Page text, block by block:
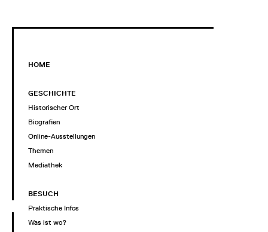
HOME
GESCHICHTE
Historischer Ort
Biografien
Online-Ausstellungen
Themen
Mediathek
BESUCH
Praktische Infos
Was ist wo?